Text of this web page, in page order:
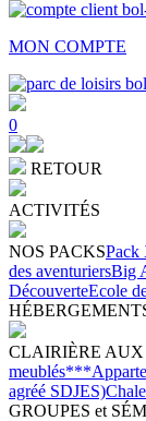
MON COMPTE
0
RETOUR
ACTIVITÉS
NOS PACKSPack
des aventuriersBig
DécouverteEcole
CLAIRIÈRE
meublés***
agréé SDJES)
GROUPES et